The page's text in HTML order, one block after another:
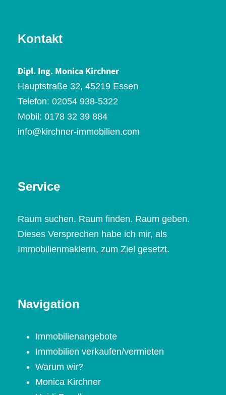
Kontakt
Dipl. Ing. Monica Kirchner
Hauptstraße 32, 45219 Essen
Telefon: 02054 938-5322
Mobil: 0178 32 39 884
info@kirchner-immobilien.com
Service
Raum suchen. Raum finden. Raum geben.
Dieses Versprechen habe ich mir, als
Immobilienmaklerin, zum Ziel gesetzt.
Navigation
Immobilienangebote
Immobilien verkaufen/vermieten
Warum wir?
Monica Kirchner